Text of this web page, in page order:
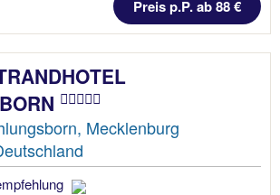
Preis p.P. ab 88 €
Mecklenburg